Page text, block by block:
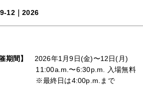
12｜2026
催期間】 2026年1月9日(金)〜12日(月)
〜6:30p.m. 入場無料
終日は4:00p.m.まで